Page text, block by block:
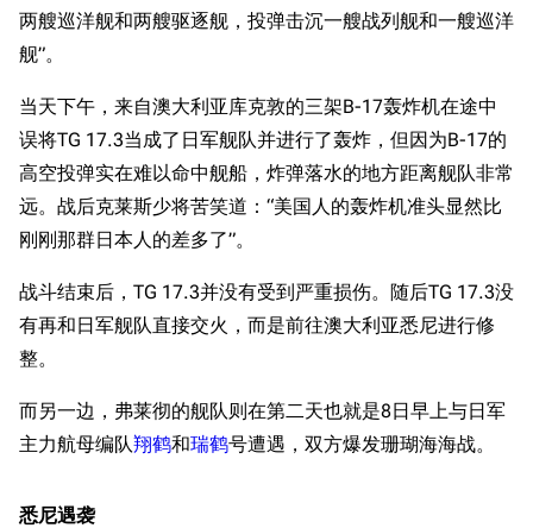
两艘巡洋舰和两艘驱逐舰，投弹击沉一艘战列舰和一艘巡洋
舰”。
当天下午，来自澳大利亚库克敦的三架B-17轰炸机在途中
误将TG 17.3当成了日军舰队并进行了轰炸，但因为B-17的
高空投弹实在难以命中舰船，炸弹落水的地方距离舰队非常
远。战后克莱斯少将苦笑道：“美国人的轰炸机准头显然比
刚刚那群日本人的差多了”。
战斗结束后，TG 17.3并没有受到严重损伤。随后TG 17.3没
有再和日军舰队直接交火，而是前往澳大利亚悉尼进行修
整。
而另一边，弗莱彻的舰队则在第二天也就是8日早上与日军
主力航母编队翔鹤和瑞鹤号遭遇，双方爆发珊瑚海海战。
悉尼遇袭